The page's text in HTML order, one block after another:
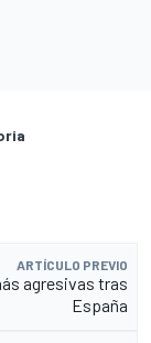
ARTÍCULO PREVIO
agresivas tras
España